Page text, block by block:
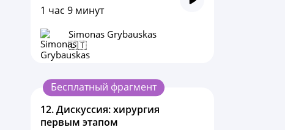
1 час 9 минут
Simonas Grybauskas
🇱🇹
Бесплатный фрагмент
12.Дискуссия: хирургия
первым этапом